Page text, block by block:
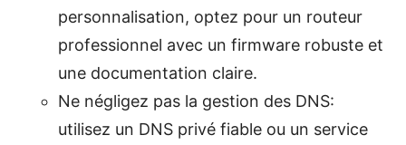
personnalisation, optez pour un routeur
professionnel avec un firmware robuste et
une documentation claire.
Ne négligez pas la gestion des DNS:
utilisez un DNS privé fiable ou un service